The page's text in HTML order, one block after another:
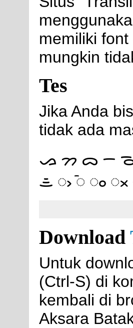
memiliki
mungkin
Tes
Jika Anda
tidak ada
ᯀ ᯂ ᯅ ᯇ
ᯥ ᯧ ᯩ ᯪ
Download
Untuk
(Ctrl-S) di
kembali di
Aksara